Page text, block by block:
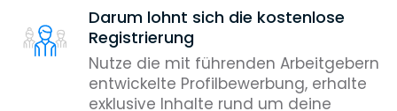
Darum lohnt sich die kostenlose
Registrierung
Nutze die mit führenden Arbeitgebern
entwickelte Profilbewerbung, erhalte
exklusive Inhalte rund um deine